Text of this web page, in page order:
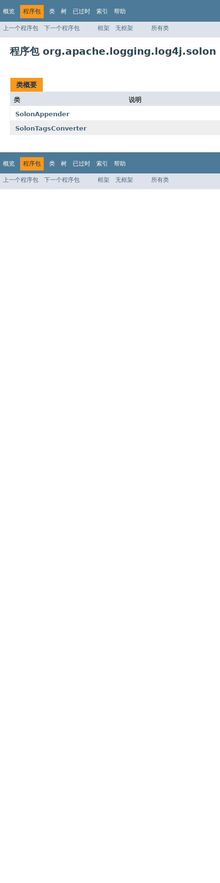
概览 程序包 类 树 已过时 索引 帮助
上一个程序包 下一个程序包 框架 无框架 所有类
程序包 org.apache.logging.log4j.solon
类概要
类
说明
SolonAppender
SolonTagsConverter
概览 程序包 类 树 已过时 索引 帮助
上一个程序包 下一个程序包 框架 无框架 所有类